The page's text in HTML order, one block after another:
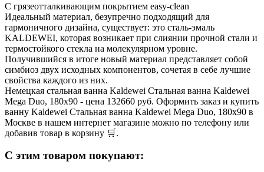
С грязеотталкивающим покрытием easy-clean
Идеальный материал, безупречно подходящий для
гармоничного дизайна, существует: это сталь-эмаль
KALDEWEI, которая возникает при слиянии прочной стали и
термостойкого стекла на молекулярном уровне.
Получившийся в итоге новый материал представляет собой
симбиоз двух исходных компонентов, сочетая в себе лучшие
свойства каждого из них.
Немецкая стальная ванна Kaldewei Стальная ванна Kaldewei
Mega Duo, 180x90 - цена 132660 руб. Оформить заказ и купить
ванну Kaldewei Стальная ванна Kaldewei Mega Duo, 180x90 в
Москве в нашем интернет магазине можно по телефону или
добавив товар в корзину 🛒.
С этим товаром покупают: